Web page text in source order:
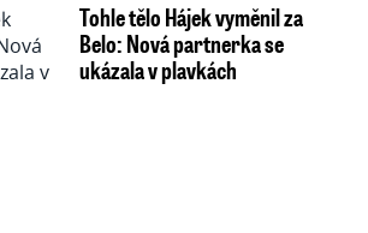
Tohle tělo Hájek vyměnil za
Belo: Nová partnerka se
ukázala v plavkách